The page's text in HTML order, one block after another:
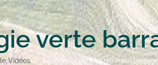
verte
Vidéos Question Orale Energie verte